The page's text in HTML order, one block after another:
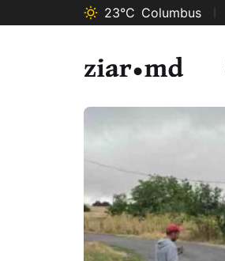
23°C Columbus